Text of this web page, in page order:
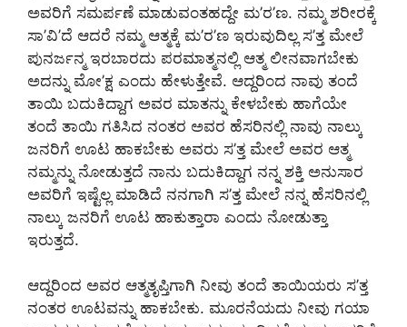
ಅವರಿಗೆ ಸಮರ್ಪಣೆ ಮಾಡುವಂತಹದ್ದೇ ಮ’ರ’ಣ. ನಮ್ಮ ಶರೀರಕ್ಕೆ
ಸಾ’ವಿ’ದೆ ಆದರೆ ನಮ್ಮ ಆತ್ಮಕ್ಕೆ ಮ’ರ’ಣ ಇರುವುದಿಲ್ಲ ಸ’ತ್ತ ಮೇಲೆ
ಪುನರ್ಜನ್ಮ ಇರಬಾರದು ಪರಮಾತ್ಮನಲ್ಲಿ ಆತ್ಮ ಲೀನವಾಗಬೇಕು
ಅದನ್ನು ಮೋ’ಕ್ಷ ಎಂದು ಹೇಳುತ್ತೇವೆ. ಆದ್ದರಿಂದ ನಾವು ತಂದೆ
ತಾಯಿ ಬದುಕಿದ್ದಾಗ ಅವರ ಮಾತನ್ನು ಕೇಳಬೇಕು ಹಾಗೆಯೇ
ತಂದೆ ತಾಯಿ ಗತಿಸಿದ ನಂತರ ಅವರ ಹೆಸರಿನಲ್ಲಿ ನಾವು ನಾಲ್ಕು
ಜನರಿಗೆ ಊಟ ಹಾಕಬೇಕು ಅವರು ಸ’ತ್ತ ಮೇಲೆ ಅವರ ಆತ್ಮ
ನಮ್ಮನ್ನು ನೋಡುತ್ತದೆ ನಾನು ಬದುಕಿದ್ದಾಗ ನನ್ನ ಶಕ್ತಿ ಅನುಸಾರ
ಅವರಿಗೆ ಇಷ್ಟೆಲ್ಲ ಮಾಡಿದೆ ನನಗಾಗಿ ಸ’ತ್ತ ಮೇಲೆ ನನ್ನ ಹೆಸರಿನಲ್ಲಿ
ನಾಲ್ಕು ಜನರಿಗೆ ಊಟ ಹಾಕುತ್ತಾರಾ ಎಂದು ನೋಡುತ್ತಾ
ಇರುತ್ತದೆ.
ಆದ್ದರಿಂದ ಅವರ ಆತ್ಮತೃಪ್ತಿಗಾಗಿ ನೀವು ತಂದೆ ತಾಯಿಯರು ಸ’ತ್ತ
ನಂತರ ಊಟವನ್ನು ಹಾಕಬೇಕು. ಮೂರನೆಯದು ನೀವು ಗಯಾ